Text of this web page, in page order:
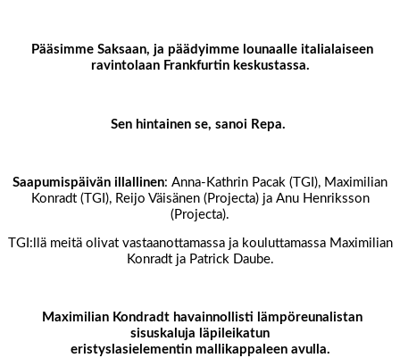
Pääsimme Saksaan, ja päädyimme lounaalle italialaiseen
ravintolaan Frankfurtin keskustassa.
Sen hintainen se, sanoi Repa.
Saapumispäivän illallinen: Anna-Kathrin Pacak (TGI), Maximilian
Konradt (TGI), Reijo Väisänen (Projecta) ja Anu Henriksson
(Projecta).
TGI:llä meitä olivat vastaanottamassa ja kouluttamassa Maximilian
Konradt ja Patrick Daube.
Maximilian Kondradt havainnollisti lämpöreunalistan
sisuskaluja läpileikatun
eristyslasielementin mallikappaleen avulla.